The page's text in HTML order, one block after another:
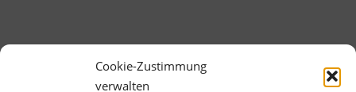
Cookie-Zustimmung
verwalten